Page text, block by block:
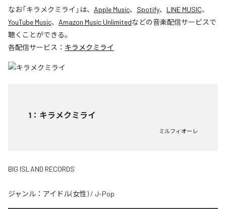
なお「キラメクミライ 」は、 Apple Music、 Spotify、 LINE MUSIC、
YouTube Music、 Amazon Music Unlimitedなどの音楽配信サービスで
聴くことができる。
各配信サービス： キラメクミライ
1 ： キラメクミライ
ミルフィオーレ
BIG ISLAND RECORDS
ジャンル： アイドル(女性) / J-Pop